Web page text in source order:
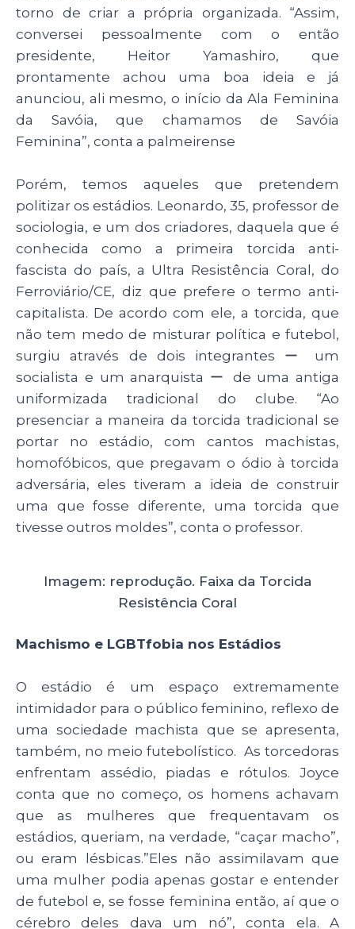
torno de criar a própria organizada. “Assim,
conversei pessoalmente com o então
presidente, Heitor Yamashiro, que
prontamente achou uma boa ideia e já
anunciou, ali mesmo, o início da Ala Feminina
da Savóia, que chamamos de Savóia
Feminina”, conta a palmeirense
Porém, temos aqueles que pretendem
politizar os estádios. Leonardo, 35, professor de
sociologia, e um dos criadores, daquela que é
conhecida como a primeira torcida anti-
fascista do país, a Ultra Resistência Coral, do
Ferroviário/CE, diz que prefere o termo anti-
capitalista. De acordo com ele, a torcida, que
não tem medo de misturar política e futebol,
surgiu através de dois integrantes ー um
socialista e um anarquista ー de uma antiga
uniformizada tradicional do clube. “Ao
presenciar a maneira da torcida tradicional se
portar no estádio, com cantos machistas,
homofóbicos, que pregavam o ódio à torcida
adversária, eles tiveram a ideia de construir
uma que fosse diferente, uma torcida que
tivesse outros moldes”, conta o professor.
Imagem: reprodução. Faixa da Torcida
Resistência Coral
Machismo e LGBTfobia nos Estádios
O estádio é um espaço extremamente
intimidador para o público feminino, reflexo de
uma sociedade machista que se apresenta,
também, no meio futebolístico. As torcedoras
enfrentam assédio, piadas e rótulos. Joyce
conta que no começo, os homens achavam
que as mulheres que frequentavam os
estádios, queriam, na verdade, “caçar macho”,
ou eram lésbicas.”Eles não assimilavam que
uma mulher podia apenas gostar e entender
de futebol e, se fosse feminina então, aí que o
cérebro deles dava um nó”, conta ela. A